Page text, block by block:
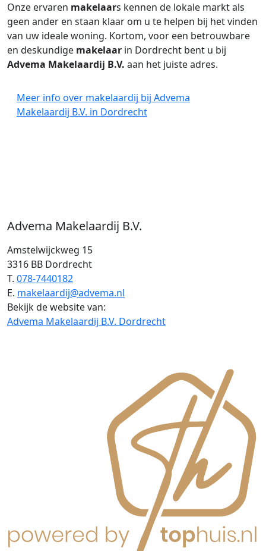
Advema Makelaardij B.V.
Amstelwijckweg 15
3316 BB Dordrecht
T. 078-7440182
E. makelaardij@advema.nl
Bekijk de website van:
Advema Makelaardij B.V. Dordrecht
Onze ervaren makelaars kennen de lokale markt als
geen ander en staan klaar om u te helpen bij het vinden
van uw ideale woning. Kortom, voor een betrouwbare
en deskundige makelaar in Dordrecht bent u bij
Advema Makelaardij B.V. aan het juiste adres.
Meer info over makelaardij bij Advema
Makelaardij B.V. in Dordrecht